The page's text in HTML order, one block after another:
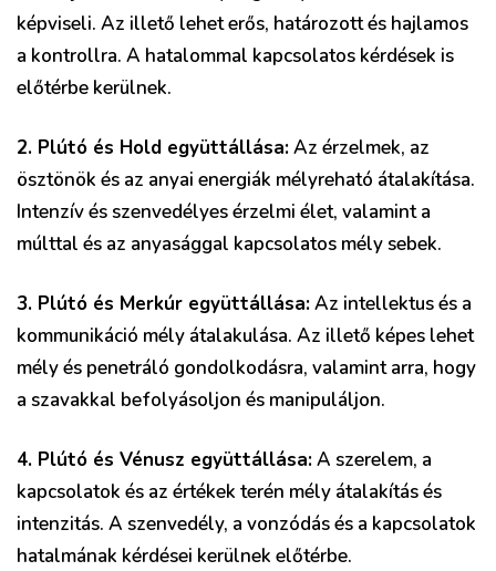
képviseli. Az illető lehet erős, határozott és hajlamos
a kontrollra. A hatalommal kapcsolatos kérdések is
előtérbe kerülnek.
2. Plútó és Hold együttállása:Az érzelmek, az
ösztönök és az anyai energiák mélyreható átalakítása.
Intenzív és szenvedélyes érzelmi élet, valamint a
múlttal és az anyasággal kapcsolatos mély sebek.
3. Plútó és Merkúr együttállása:Az intellektus és a
kommunikáció mély átalakulása. Az illető képes lehet
mély és penetráló gondolkodásra, valamint arra, hogy
a szavakkal befolyásoljon és manipuláljon.
4. Plútó és Vénusz együttállása:A szerelem, a
kapcsolatok és az értékek terén mély átalakítás és
intenzitás. A szenvedély, a vonzódás és a kapcsolatok
hatalmának kérdései kerülnek előtérbe.